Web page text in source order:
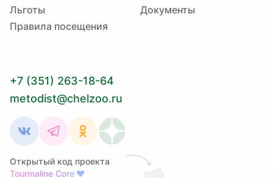
Льготы
Правила посещения
Документы
+7 (351) 263-18-64
metodist@chelzoo.ru
Открытый код проекта
Tourmaline Core ❤